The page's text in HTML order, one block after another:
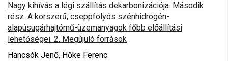
Nagy kihívás a légi szállítás dekarbonizációja. Második
rész. A korszerű, cseppfolyós szénhidrogén-
alapúsugárhajtómű-üzemanyagok főbb előállítási
lehetőségei. 2. Megújuló források
Hancsók Jenő, Hőke Ferenc